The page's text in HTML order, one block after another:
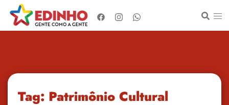
para
o
Tag: Patrimônio Cultural